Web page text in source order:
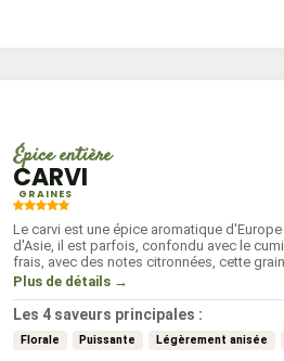
Épice entière
CARVI
GRAINES
Le carvi est une épice aromatique
d'Asie, il est parfois, confondu avec le
frais, avec des notes citronnées, cette
remplacer ou s'associer au cumin.
Plus de détails →
Les 4 saveurs principales :
Florale Puissante Légèrement anisée